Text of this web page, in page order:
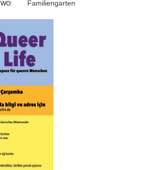
WO: Familiengarten